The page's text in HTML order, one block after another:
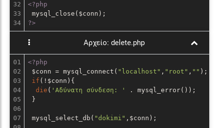
32
33
<?php
?>
Αρχείο: delete.php
01
02
03
04
05
06
07
<?php
$conn = mysql_connect( "localhost" , "root" , "" );
if (!$conn){
die ( 'Αδύνατη σύνδεση: '
. mysql_error());
}
mysql_select_db( "dokimi" ,$conn);